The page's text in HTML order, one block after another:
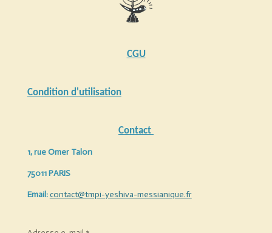
CGU
Condition d'utilisation
Contact
1, rue Omer Talon
75011 PARIS
Email:contact@tmpi-yeshiva-messianique.fr